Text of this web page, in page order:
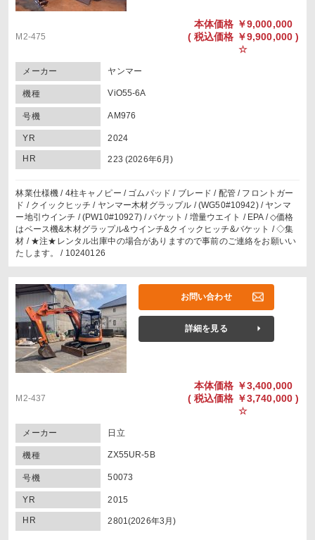
M2-475
本体価格 ￥9,000,000
( 税込価格 ￥9,900,000 )
☆
メーカー ヤンマー
機種 ViO55-6A
号機 AM976
YR 2024
HR 223 (2026年6月)
林業仕様機 / 4柱キャノピー / ゴムパッド / ブレード / 配管 / フロントガー
ド / クイックヒッチ / ヤンマー木材グラップル / (WG50#10942) / ヤンマ
ー地引ウインチ / (PW10#10927) / バケット / 増量ウエイト / EPA / ◇価格
はベース機&木材グラップル&ウインチ&クイックヒッチ&バケット / ◇集
材 / ★注★レンタル出庫中の場合がありますので事前のご連絡をお願いい
たします。 / 10240126
お問い合わせ
詳細を見る
M2-437
本体価格 ￥3,400,000
( 税込価格 ￥3,740,000 )
☆
メーカー 日立
機種 ZX55UR-5B
号機 50073
YR 2015
HR 2801(2026年3月)